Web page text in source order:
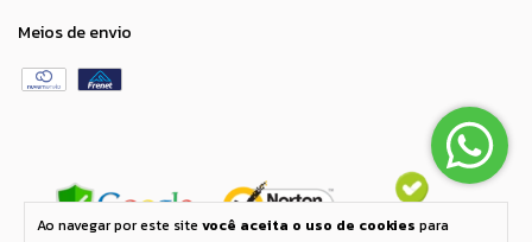
Ao navegar por este site você aceita o uso de cookies para
Meios de envio